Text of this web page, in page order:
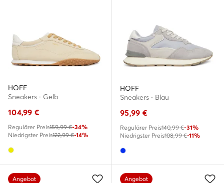
HOFF
Sneakers · Gelb
104,99 €
Regulärer Preis159,99 €-34%
Niedrigster Preis122,99 €-14%
HOFF
Sneakers · Blau
95,99 €
Regulärer Preis140,99 €-31%
Niedrigster Preis108,99 €-11%
Angebot Angebot